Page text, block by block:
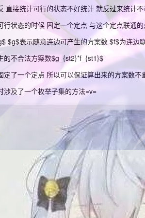
直接统计可行的状态不好统计 就反过来统计
行状态的时候 固定一个定点 与这个定点联通
$g$表示随意连边可产生的方案数 $f$为连边
的不合法方案数$g_{st2}*f_{st1}$
定了一个定点 所以可以保证算出来的方案数不
涉及了一个枚举子集的方法=v=